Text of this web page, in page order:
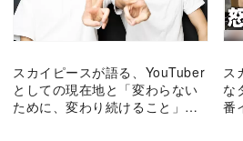
スカイピースが語る、YouTuber
としての現在地と「変わらない
ために、変わり続けること」の
ス
な
番